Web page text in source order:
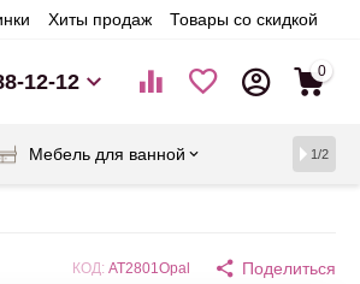
Хиты продаж Товары со скидкой
12-12 0
Мебель для ванной 1/2
КОД: AT2801Opal Поделиться